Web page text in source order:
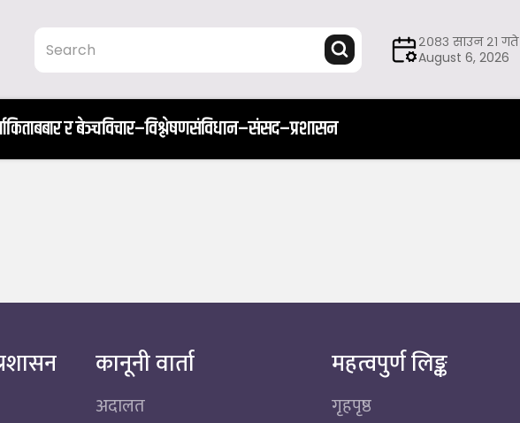
२०८३ साउन २१ गते
August 6, 2026
किताबबार र बेञ्चविचार–विश्लेषणसंविधान–संसद–प्रशासन
कानूनी वार्ता
अदालत
महत्वपुर्ण लिङ्क
गृहपृष्ठ